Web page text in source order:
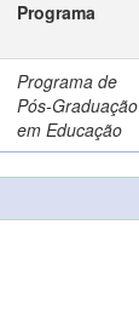
Programa
Programa de
Pós-Graduação
em Educação